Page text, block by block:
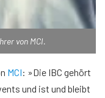
von MCI.
MCI: »Die IBC gehört
und ist und bleibt